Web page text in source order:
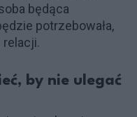
będąca
potrzebowała,
relacji.
by nie ulegać